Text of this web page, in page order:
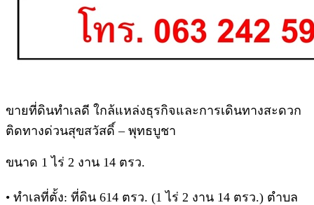
ขายที่ดินทำเลดี ใกล้แหล่งธุรกิจและการเดินทางสะดวก
ติดทางด่วนสุขสวัสดิ์ – พุทธบูชา
ขนาด 1 ไร่ 2 งาน 14 ตรว.
• ทำเลที่ตั้ง: ที่ดิน 614 ตรว. (1 ไร่ 2 งาน 14 ตรว.) ตำบล